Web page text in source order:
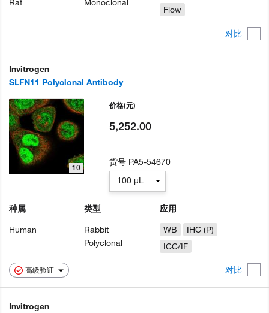
对比
Rat Monoclonal
Flow
Invitrogen
SLFN11 Polyclonal Antibody
高级验证 对比
10
种属
Human
类型
Rabbit
Polyclonal
应用
WB
IHC (P)
ICC/IF
价格(元)
5,252.00
货号 PA5-54670
100 µL
Invitrogen